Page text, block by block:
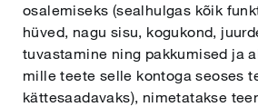
osalemiseks (sealhulgas kõik
hüved, nagu sisu, kogukond,
tuvastamine ning pakkumised ja
mille teete selle kontoga seoses
kättesaadavaks), nimetatakse